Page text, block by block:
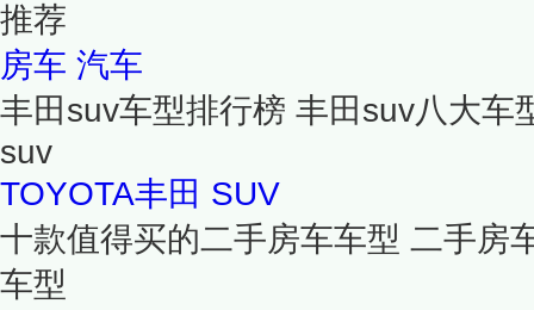
推荐
房车 汽车
丰田suv车型排行榜 丰田suv八大车
suv
TOYOTA丰田 SUV
十款值得买的二手房车车型 二手房
车型